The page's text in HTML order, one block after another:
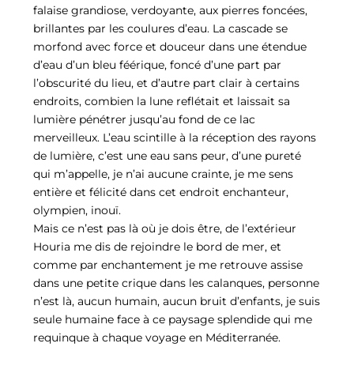
falaise grandiose, verdoyante, aux pierres foncées,
brillantes par les coulures d’eau. La cascade se
morfond avec force et douceur dans une étendue
d’eau d’un bleu féérique, foncé d’une part par
l’obscurité du lieu, et d’autre part clair à certains
endroits, combien la lune reflétait et laissait sa
lumière pénétrer jusqu’au fond de ce lac
merveilleux. L’eau scintille à la réception des rayons
de lumière, c’est une eau sans peur, d’une pureté
qui m’appelle, je n’ai aucune crainte, je me sens
entière et félicité dans cet endroit enchanteur,
olympien, inouï.
Mais ce n’est pas là où je dois être, de l’extérieur
Houria me dis de rejoindre le bord de mer, et
comme par enchantement je me retrouve assise
dans une petite crique dans les calanques, personne
n’est là, aucun humain, aucun bruit d’enfants, je suis
seule humaine face à ce paysage splendide qui me
requinque à chaque voyage en Méditerranée.